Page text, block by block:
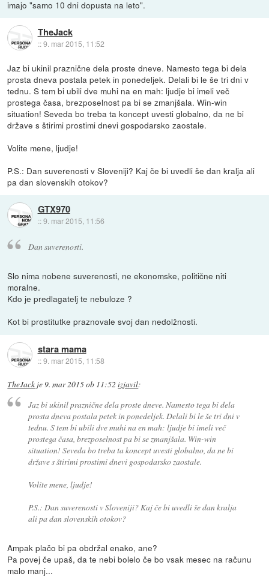
imajo "samo 10 dni dopusta na leto".
TheJack
::9. mar 2015, 11:52
Jaz bi ukinil praznične dela proste dneve. Namesto tega bi dela
prosta dneva postala petek in ponedeljek. Delali bi le še tri dni v
tednu. S tem bi ubili dve muhi na en mah: ljudje bi imeli več
prostega časa, brezposelnost pa bi se zmanjšala. Win-win
situation! Seveda bo treba ta koncept uvesti globalno, da ne bi
države s štirimi prostimi dnevi gospodarsko zaostale.
Volite mene, ljudje!
P.S.: Dan suverenosti v Sloveniji? Kaj če bi uvedli še dan kralja ali
pa dan slovenskih otokov?
GTX970
::9. mar 2015, 11:56
Dan suverenosti.
Slo nima nobene suverenosti, ne ekonomske, politične niti
moralne.
Kdo je predlagatelj te nebuloze ?
Kot bi prostitutke praznovale svoj dan nedolžnosti.
stara mama
::9. mar 2015, 11:58
TheJack je9. mar 2015 ob 11:52 izjavil:
Jaz bi ukinil praznične dela proste dneve. Namesto tega bi dela
prosta dneva postala petek in ponedeljek. Delali bi le še tri dni v
tednu. S tem bi ubili dve muhi na en mah: ljudje bi imeli več
prostega časa, brezposelnost pa bi se zmanjšala. Win-win
situation! Seveda bo treba ta koncept uvesti globalno, da ne bi
države s štirimi prostimi dnevi gospodarsko zaostale.
Volite mene, ljudje!
P.S.: Dan suverenosti v Sloveniji? Kaj če bi uvedli še dan kralja
ali pa dan slovenskih otokov?
Ampak plačo bi pa obdržal enako, ane?
Pa povej če upaš, da te nebi bolelo če bo vsak mesec na računu
malo manj...